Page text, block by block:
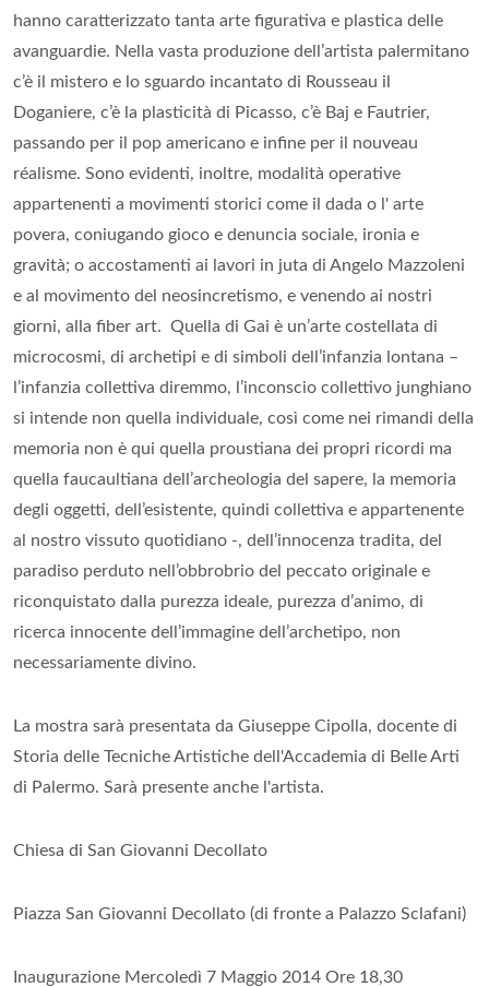
hanno caratterizzato tanta arte figurativa e plastica delle
avanguardie. Nella vasta produzione dell’artista palermitano
c’è il mistero e lo sguardo incantato di Rousseau il
Doganiere, c’è la plasticità di Picasso, c’è Baj e Fautrier,
passando per il pop americano e infine per il nouveau
réalisme. Sono evidenti, inoltre, modalità operative
appartenenti a movimenti storici come il dada o l' arte
povera, coniugando gioco e denuncia sociale, ironia e
gravità; o accostamenti ai lavori in juta di Angelo Mazzoleni
e al movimento del neosincretismo, e venendo ai nostri
giorni, alla fiber art. Quella di Gai è un’arte costellata di
microcosmi, di archetipi e di simboli dell’infanzia lontana –
l’infanzia collettiva diremmo, l’inconscio collettivo junghiano
si intende non quella individuale, così come nei rimandi della
memoria non è qui quella proustiana dei propri ricordi ma
quella faucaultiana dell’archeologia del sapere, la memoria
degli oggetti, dell’esistente, quindi collettiva e appartenente
al nostro vissuto quotidiano -, dell’innocenza tradita, del
paradiso perduto nell’obbrobrio del peccato originale e
riconquistato dalla purezza ideale, purezza d’animo, di
ricerca innocente dell’immagine dell’archetipo, non
necessariamente divino.
La mostra sarà presentata da Giuseppe Cipolla, docente di
Storia delle Tecniche Artistiche dell'Accademia di Belle Arti
di Palermo. Sarà presente anche l'artista.
Chiesa di San Giovanni Decollato
Piazza San Giovanni Decollato (di fronte a Palazzo Sclafani)
Inaugurazione Mercoledì 7 Maggio 2014 Ore 18,30